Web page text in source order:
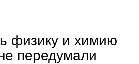
физику и химию
передумали